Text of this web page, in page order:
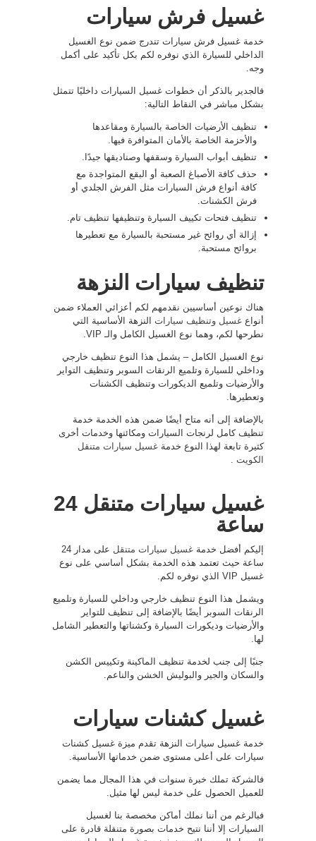
غسيل فرش سيارات
خدمة غسيل فرش سيارات تندرج ضمن نوع الغسيل
الداخلي للسيارة الذي نوفره لكم بكل تأكيد على أكمل
وجه.
فالجدير بالذكر أن خطوات غسيل السيارات داخليًا تتمثل
بشكل مباشر في النقاط التالية:
تنظيف الأرضيات الخاصة بالسيارة ومقاعدها
والأحزمة الخاصة بالأمان المتوافرة فيها.
تنظيف أبواب السيارة وسقفها وصناديقها جيدًا.
حذف كافة الأصباغ الصعبة أو البقع المتواجدة مع
كافة أنواع فرش السيارات مثل الفرش الجلدي أو
فرش الكشنات.
تنظيف فتحات تكييف السيارة وتنظيفها تنظيف تام.
إزالة أي روائح غير مستحبة بالسيارة مع تعطيرها
بروائح مستحبة.
تنظيف سيارات النزهة
هناك نوعين أساسيين نقدمهم لكم أعزائي العملاء ضمن
أنواع غسيل وتنظيف سيارات النزهة الأساسية التي
نطرحها لكم، وهما نوع الغسيل الكامل والـ VIP.
نوع الغسيل الكامل – يشمل هذا النوع تنظيف خارجي
وداخلي للسيارة وتلميع الرنقات السوبر وتنظيف التواير
والأرضيات وتلميع الديكورات وتنظيف الكشنات
وتعطيرها.
بالإضافة إلى أنه متاح أيضًا ضمن هذه الخدمة خدمة
تنظيف كامل لرنجات السيارات ومكائنها وخدمات أخرى
كثيرة تابعة لهذا النوع خدمة غسيل سيارات متنقل
الكويت
غسيل سيارات متنقل 24
ساعة
إليكم أفضل خدمة غسيل سيارات متنقل
على مدار 24
ساعة حيث تعتمد هذه الخدمة بشكل أساسي على نوع
غسيل VIP الذي نوفره لكم.
ويشمل هذا النوع تنظيف خارجي وداخلي للسيارة وتلميع
الرنقات السوبر أيضًا بالإضافة إلى تنظيف للتواير
والأرضيات وديكورات السيارة وكشناتها والتعطير الشامل
لها.
جنبًا إلى جنب لخدمة تنظيف الماكينة وتكييس الكشن
والسكان والجير والبوليش الخشن والناعم.
غسيل كشنات سيارات
خدمة غسيل سيارات النزهة تقدم ميزة غسيل كشنات
سيارات على أعلى مستوى ضمن خدماتها الأساسية.
فالشركة تملك خبرة سنوات في هذا المجال مما يضمن
للعميل الحصول على خدمة ليس لها مثيل.
فبالرغم من أننا نملك أماكن مخصصة بنا لغسيل
السيارات إلا أننا نتيح خدمات بصورة متنقلة قادرة على